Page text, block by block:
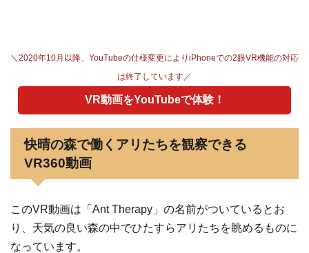
＼2020年10月以降、YouTubeの仕様変更によりiPhoneでの2眼VR機能の対応
は終了しています／
VR動画をYouTubeで体験！
快晴の森で働くアリたちを観察できる
VR360動画
このVR動画は「Ant Therapy」の名前がついているとお
り、天気の良い森の中でひたすらアリたちを眺めるものに
なっています。